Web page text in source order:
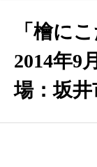
木来 -
会社概要
「檜に
2014年9
場：坂